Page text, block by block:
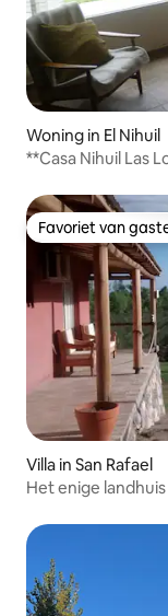
Woning in El Nihuil
**Casa Nihuil Las
Favoriet van
Favoriet van
Villa in San Rafael
Het enige landhuis